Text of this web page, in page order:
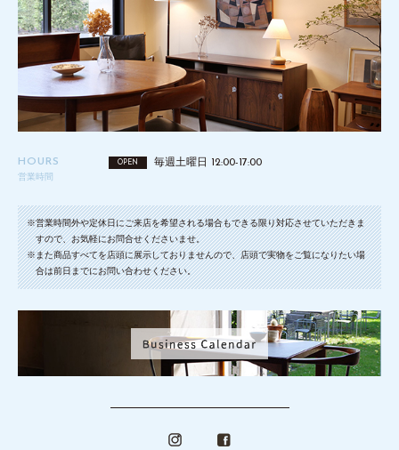
HOURS
営業時間
OPEN 毎週土曜日 12:00-17:00
※営業時間外や定休日にご来店を希望される場合もできる限り対応させていただきま
すので、お気軽にお問合せくださいませ。
※また商品すべてを店頭に展示しておりませんので、店頭で実物をご覧になりたい場
合は前日までにお問い合わせください。